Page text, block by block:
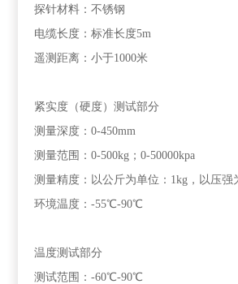
探针材料：不锈钢
电缆长度：标准长度5m
遥测距离：小于1000米
紧实度（硬度）测试部分
测量深度：0-450mm
测量范围：0-500kg；0-50000kpa
测量精度：以公斤为单位：1kg，以压强
环境温度：-55℃-90℃
温度测试部分
测试范围：-60℃-90℃